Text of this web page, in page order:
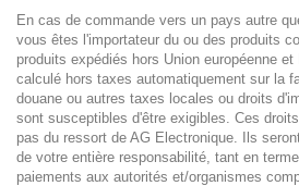
En cas de commande vers un pays autre
vous êtes l'importateur du ou des produits
produits expédiés hors Union européenne
calculé hors taxes automatiquement sur la
douane ou autres taxes locales ou droits
sont susceptibles d'être exigibles. Ces
pas du ressort de AG Electronique. Ils
de votre entière responsabilité, tant en
paiements aux autorités et/organismes